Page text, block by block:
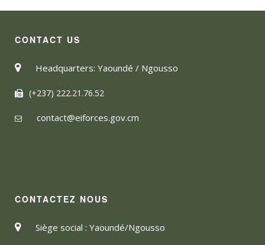
CONTACT US
Headquarters: Yaoundé / Ngousso
(+237) 222.21.76.52
contact@eiforces.gov.cm
CONTACTEZ NOUS
Siège social : Yaoundé/Ngousso